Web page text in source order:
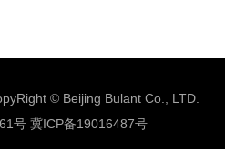
© Beijing Bulant Co., LTD.
号 冀ICP备19016487号